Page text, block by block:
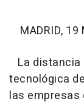
MADRID,
La distancia
tecnológica
las empresas